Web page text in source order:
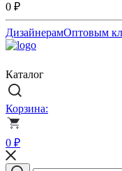
0 ₽
ДизайнерамОптовым
Каталог
Корзина:
0 ₽